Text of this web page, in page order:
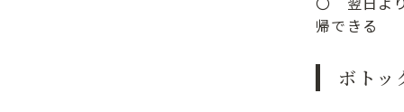
帰できる
ボトッ